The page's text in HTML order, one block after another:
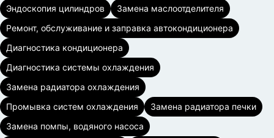
Эндоскопия цилиндров
Замена маслоотделителя
Ремонт, обслуживание и заправка автокондиционера
Диагностика кондиционера
Диагностика системы охлаждения
Замена радиатора охлаждения
Промывка систем охлаждения
Замена радиатора печки
Замена помпы, водяного насоса